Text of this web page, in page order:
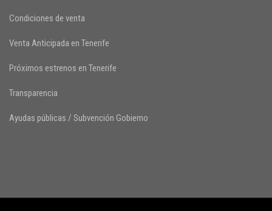
Condiciones de venta
Venta Anticipada en Tenerife
Próximos estrenos en Tenerife
Transparencia
Ayudas públicas / Subvención Gobierno